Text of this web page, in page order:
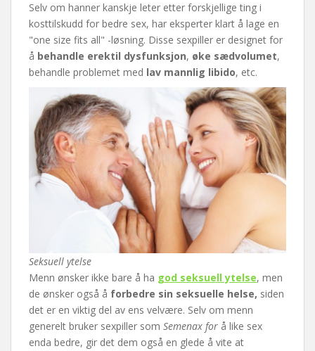
Selv om hanner kanskje leter etter forskjellige ting i
kosttilskudd for bedre sex, har eksperter klart å lage en
"one size fits all" -løsning. Disse sexpiller er designet for
å behandle erektil dysfunksjon, øke sædvolumet,
behandle problemet med lav mannlig libido, etc.
Seksuell ytelse
Menn ønsker ikke bare å ha god seksuell ytelse, men
de ønsker også å forbedre sin seksuelle helse, siden
det er en viktig del av ens velvære. Selv om menn
generelt bruker sexpiller som Semenax for å like sex
enda bedre, gir det dem også en glede å vite at